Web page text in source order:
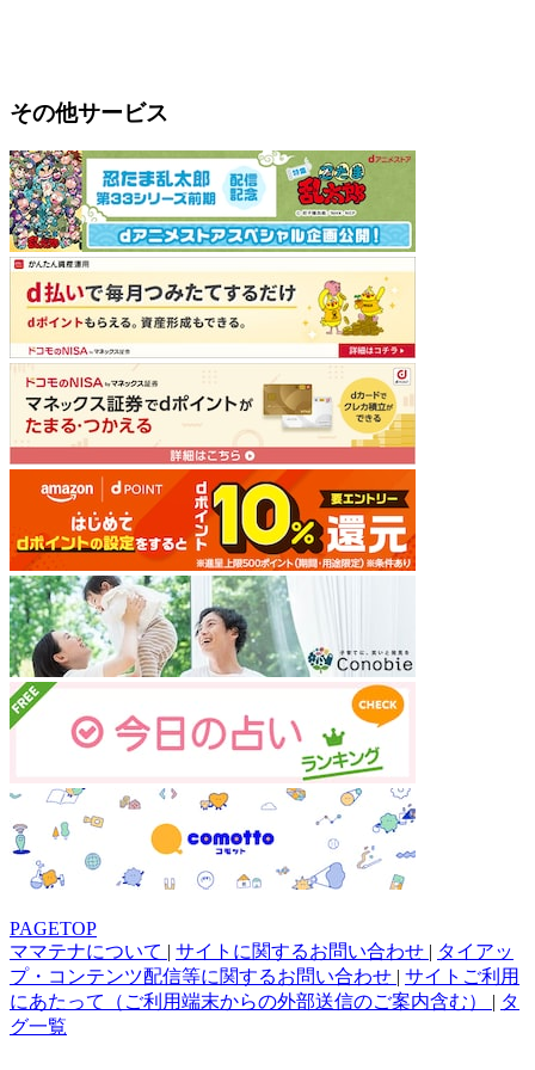
その他サービス
PAGETOP
ママテナについて
サイトに関するお問い合わせ
タイアッ
プ・コンテンツ配信等に関するお問い合わせ
サイトご利用
にあたって（ご利用端末からの外部送信のご案内含む）
タ
グ一覧